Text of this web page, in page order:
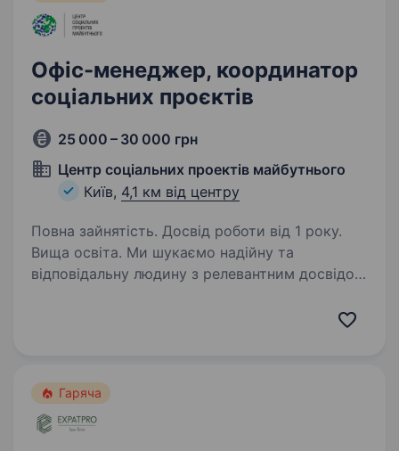
Офіс-менеджер, координатор
соціальних проєктів
25 000 – 30 000 грн
Центр соціальних проектів майбутнього
Київ, 4,1 км від центру
Повна зайнятість. Досвід роботи від 1 року.
Вища освіта. Ми шукаємо надійну та
відповідальну людину з релевантним досвідом
організації, яка долучиться до нашої команди
Гаряча